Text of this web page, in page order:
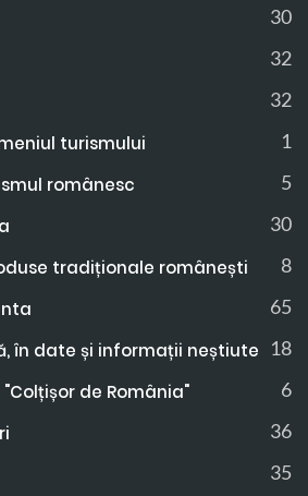
30
32
32
turismului 1
românesc 5
30
tradiționale românești 8
65
în date și informații neștiute 18
de România" 6
36
35